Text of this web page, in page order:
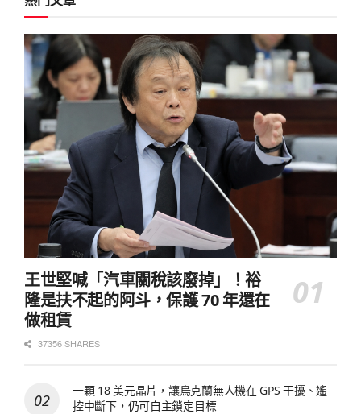
王世堅喊「汽車關稅該廢掉」！裕
隆是扶不起的阿斗，保護 70 年還在
做租賃
37356 SHARES
一顆 18 美元晶片，讓烏克蘭無人機在 GPS 干擾、遙
控中斷下，仍可自主鎖定目標